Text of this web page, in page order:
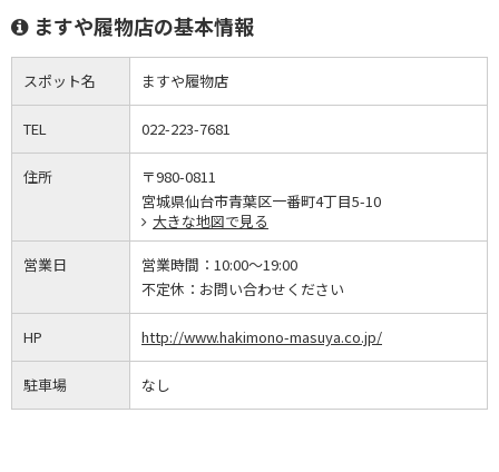
ますや履物店の基本情報
スポット名 ますや履物店
TEL 022-223-7681
住所
〒980-0811
宮城県仙台市青葉区一番町4丁目5-10
大きな地図で見る
営業日 営業時間： 10:00～19:00
不定休： お問い合わせください
HP http://www.hakimono-masuya.co.jp/
駐車場 なし